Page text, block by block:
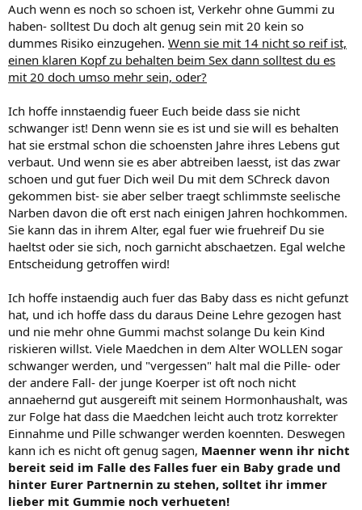
Auch wenn es noch so schoen ist, Verkehr ohne Gummi zu
haben- solltest Du doch alt genug sein mit 20 kein so
dummes Risiko einzugehen. Wenn sie mit 14 nicht so reif ist,
einen klaren Kopf zu behalten beim Sex dann solltest du es
mit 20 doch umso mehr sein, oder?
Ich hoffe innstaendig fueer Euch beide dass sie nicht
schwanger ist! Denn wenn sie es ist und sie will es behalten
hat sie erstmal schon die schoensten Jahre ihres Lebens gut
verbaut. Und wenn sie es aber abtreiben laesst, ist das zwar
schoen und gut fuer Dich weil Du mit dem SChreck davon
gekommen bist- sie aber selber traegt schlimmste seelische
Narben davon die oft erst nach einigen Jahren hochkommen.
Sie kann das in ihrem Alter, egal fuer wie fruehreif Du sie
haeltst oder sie sich, noch garnicht abschaetzen. Egal welche
Entscheidung getroffen wird!
Ich hoffe instaendig auch fuer das Baby dass es nicht gefunzt
hat, und ich hoffe dass du daraus Deine Lehre gezogen hast
und nie mehr ohne Gummi machst solange Du kein Kind
riskieren willst. Viele Maedchen in dem Alter WOLLEN sogar
schwanger werden, und "vergessen" halt mal die Pille- oder
der andere Fall- der junge Koerper ist oft noch nicht
annaehernd gut ausgereift mit seinem Hormonhaushalt, was
zur Folge hat dass die Maedchen leicht auch trotz korrekter
Einnahme und Pille schwanger werden koennten. Deswegen
kann ich es nicht oft genug sagen, Maenner wenn ihr nicht
bereit seid im Falle des Falles fuer ein Baby grade und
hinter Eurer Partnernin zu stehen, solltet ihr immer
lieber mit Gummie noch verhueten!